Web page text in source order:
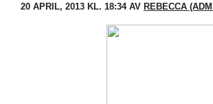
20 APRIL, 2013 KL. 18:34 AV REBECCA